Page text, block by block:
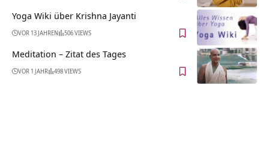
Yoga Wiki über Krishna Jayanti
VOR 13 JAHREN 506 VIEWS
Meditation – Zitat des Tages
VOR 1 JAHR 498 VIEWS